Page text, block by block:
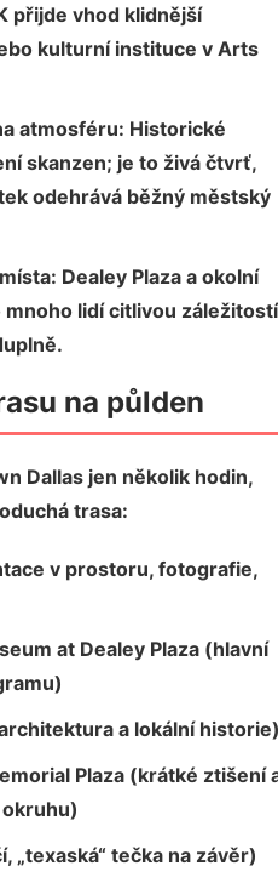
přijde vhod klidnější
kulturní instituce v Arts
atmosféru: Historické
skanzen; je to živá čtvrť,
odehrává běžný městský
Dealey Plaza a okolní
mnoho lidí citlivou záležitostí
na půlden
Dallas jen několik hodin,
trasa:
v prostoru, fotografie,
at Dealey Plaza (hlavní
a lokální
Plaza (krátké ztišení
„texaská“ tečka na závěr)